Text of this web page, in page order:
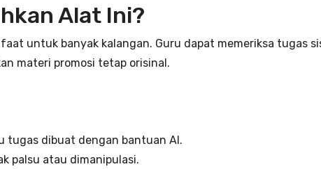
Alat Ini?
untuk banyak kalangan. Guru dapat memeriksa tugas
materi promosi tetap orisinal.
tugas dibuat dengan bantuan AI.
palsu atau dimanipulasi.